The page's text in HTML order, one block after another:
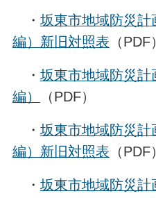
・ 坂東市地域防災
編）新旧対照表 （PDF）
・ 坂東市地域防災
編）
（PDF）
・ 坂東市地域防災
編）新旧対照表 （PDF）
・ 坂東市地域防災